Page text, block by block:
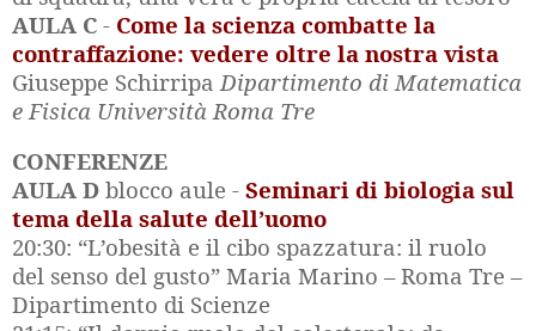
AULA C - Come la scienza combatte la
contraffazione: vedere oltre la nostra vista
Giuseppe Schirripa Dipartimento di Matematica
e Fisica Università Roma Tre
CONFERENZE
AULA D blocco aule - Seminari di biologia sul
tema della salute dell’uomo
20:30: “L’obesità e il cibo spazzatura: il ruolo
del senso del gusto” Maria Marino – Roma Tre –
Dipartimento di Scienze